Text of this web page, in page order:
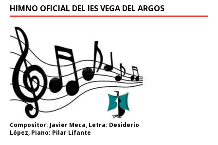
HIMNO OFICIAL DEL IES VEGA DEL ARGOS
Compositor: Javier Meca, Letra: Desiderio
López, Piano: Pilar Lifante